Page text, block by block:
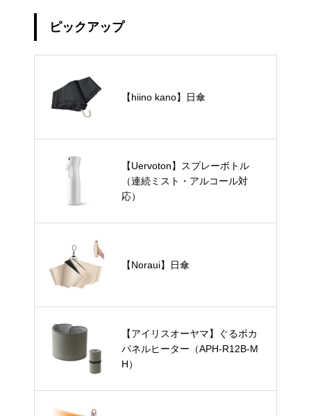
ピックアップ
【hiino kano】日傘
【Uervoton】スプレーボトル
（連続ミスト・アルコール対
応）
【Noraui】日傘
【アイリスオーヤマ】ぐるポカ
パネルヒーター（APH-R12B-M
H）